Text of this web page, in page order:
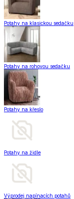
Potahy na klasickou sedačku
Potahy na rohovou sedačku
Potahy na křeslo
Potahy na židle
Výprodej napínacích potahů